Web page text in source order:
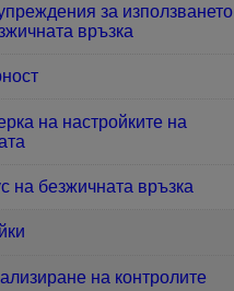
за използването
връзка
на настройките на
на безжичната връзка
на контролите